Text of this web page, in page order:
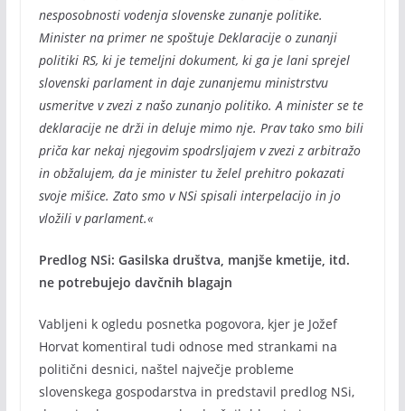
nesposobnosti vodenja slovenske zunanje politike.
Minister na primer ne spoštuje Deklaracije o zunanji
politiki RS, ki je temeljni dokument, ki ga je lani sprejel
slovenski parlament in daje zunanjemu ministrstvu
usmeritve v zvezi z našo zunanjo politiko. A minister se te
deklaracije ne drži in deluje mimo nje. Prav tako smo bili
priča kar nekaj njegovim spodrsljajem v zvezi z arbitražo
in obžalujem, da je minister tu želel prehitro pokazati
svoje mišice. Zato smo v NSi spisali interpelacijo in jo
vložili v parlament.«
Predlog NSi: Gasilska društva, manjše kmetije, itd.
ne potrebujejo davčnih blagajn
Vabljeni k ogledu posnetka pogovora, kjer je Jožef
Horvat komentiral tudi odnose med strankami na
politični desnici, naštel največje probleme
slovenskega gospodarstva in predstavil predlog NSi,